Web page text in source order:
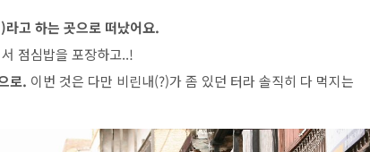
고 하는 곳으로 떠났어요.
점심밥을 포장하고..!
로. 이번 것은 다만 비린내(?)가 좀 있던 터라 솔직히 다 먹지는